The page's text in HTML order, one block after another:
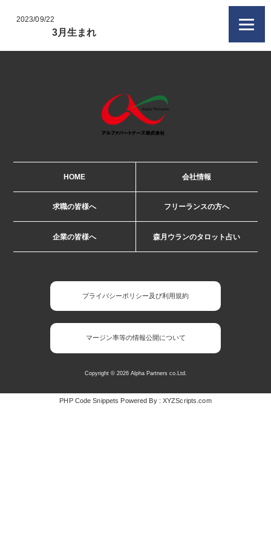
2023/09/22
3月生まれ
HOME 会社情報
求職の皆様へ フリーランスの方へ
企業の皆様へ 森月ウランのタロット占い
プライバシーポリシー及び利用規約
マージン率等の情報公開について
Copyright © 2026 Alpha Partners co.Ltd.
PHP Code Snippets Powered By :XYZScripts.com